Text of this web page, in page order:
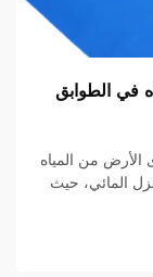
في الطوابق
الأرض من المياه
المائي، حيث